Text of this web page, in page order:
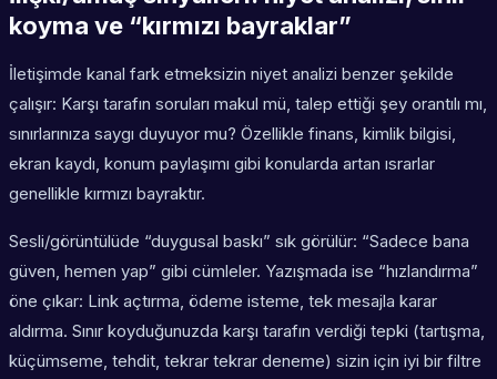
koyma ve “kırmızı bayraklar”
İletişimde kanal fark etmeksizin niyet analizi benzer şekilde
çalışır: Karşı tarafın soruları makul mü, talep ettiği şey orantılı mı,
sınırlarınıza saygı duyuyor mu? Özellikle finans, kimlik bilgisi,
ekran kaydı, konum paylaşımı gibi konularda artan ısrarlar
genellikle kırmızı bayraktır.
Sesli/görüntülüde “duygusal baskı” sık görülür: “Sadece bana
güven, hemen yap” gibi cümleler. Yazışmada ise “hızlandırma”
öne çıkar: Link açtırma, ödeme isteme, tek mesajla karar
aldırma. Sınır koyduğunuzda karşı tarafın verdiği tepki (tartışma,
küçümseme, tehdit, tekrar tekrar deneme) sizin için iyi bir filtre